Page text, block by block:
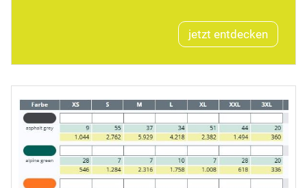
jetzt entdecken